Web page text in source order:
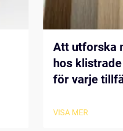
Att utforska
hos
för varje
VISA MER